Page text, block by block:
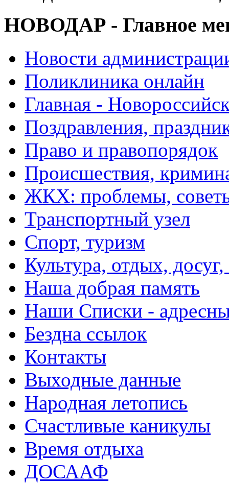
НОВОДАР - Главное
Новости
Поликлиника онлайн
Главная -
Поздравления,
Право и правопорядок
Происшествия,
ЖКХ: проблемы,
Транспортный узел
Спорт, туризм
Культура, отдых,
Наша добрая память
Наши Списки -
Бездна ссылок
Контакты
Выходные данные
Народная летопись
Счастливые каникулы
Время отдыха
ДОСААФ